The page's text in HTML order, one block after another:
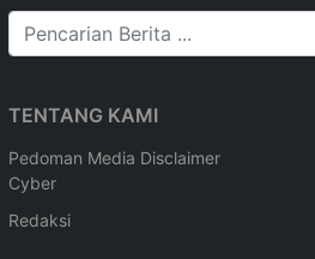
TENTANG KAMI
Pedoman Media
Cyber
Disclaimer
Redaksi